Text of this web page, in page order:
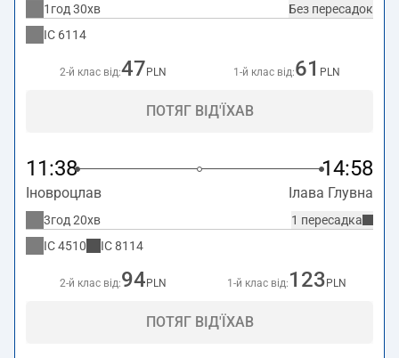
Без пересадок
1год 30хв
IC 6114
2-й клас від:47 PLN 1-й клас від:61 PLN
ПОТЯГ ВІД'ЇХАВ
11:38 14:58
Іновроцлав Ілава Глувна
1 пересадка
3год 20хв
IC4510 IC8114
2-й клас від:94 PLN 1-й клас від: 123 PLN
ПОТЯГ ВІД'ЇХАВ